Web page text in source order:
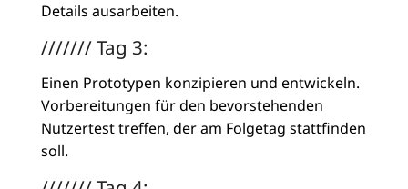
Details ausarbeiten.
/////// Tag 3:
Einen Prototypen konzipieren und entwickeln.
Vorbereitungen für den bevorstehenden
Nutzertest treffen, der am Folgetag stattfinden
soll.